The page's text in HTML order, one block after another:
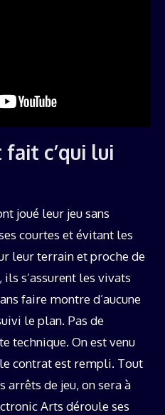
joué leur jeu sans
courtes et évitant les
leur terrain et proche de
s’assurent les vivats
faire montre d’aucune
le plan. Pas de
technique. On est venu
contrat est rempli. Tout
arrêts de jeu, on sera à
Arts déroule ses